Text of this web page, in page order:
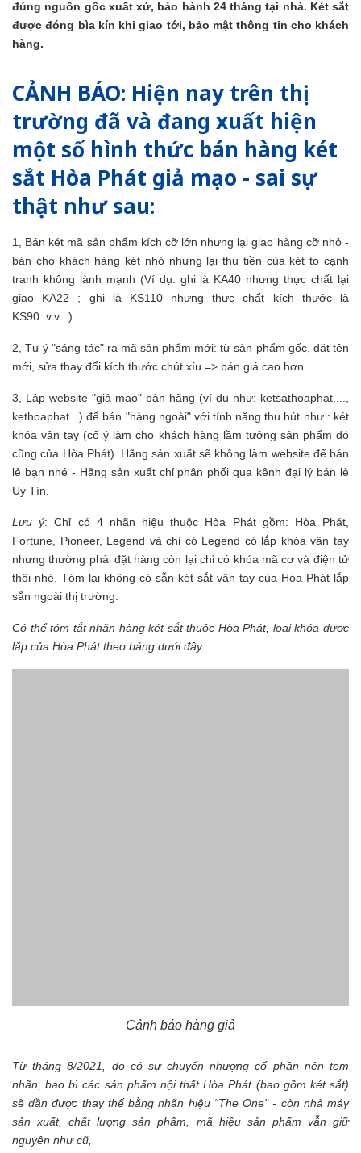
đúng nguồn gốc xuất xứ, bảo hành 24 tháng tại nhà. Két sắt
được đóng bìa kín khi giao tới, bảo mật thông tin cho khách
hàng.
CẢNH BÁO: Hiện nay trên thị
trường đã và đang xuất hiện
một số hình thức bán hàng két
sắt Hòa Phát giả mạo - sai sự
thật như sau:
1, Bán két mã sản phẩm kích cỡ lớn nhưng lại giao hàng cỡ nhỏ -
bán cho khách hàng két nhỏ nhưng lại thu tiền của két to cạnh
tranh không lành mạnh (Ví dụ: ghi là KA40 nhưng thực chất lại
giao KA22 ; ghi là KS110 nhưng thực chất kích thước là
KS90..v.v...)
2, Tự ý "sáng tác" ra mã sản phẩm mới: từ sản phẩm gốc, đặt tên
mới, sửa thay đổi kích thước chút xíu => bán giá cao hơn
3, Lập website "giả mạo" bản hãng (ví dụ như: ketsathoaphat....,
kethoaphat...) để bán "hàng ngoài" với tính năng thu hút như : két
khóa vân tay (cố ý làm cho khách hàng lầm tưởng sản phẩm đó
cũng của Hòa Phát). Hãng sản xuất sẽ không làm website để bán
lẻ bạn nhé - Hãng sản xuất chỉ phân phối qua kênh đại lý bán lẻ
Uy Tín.
Lưu ý: Chỉ có 4 nhãn hiệu thuộc Hòa Phát gồm: Hòa Phát,
Fortune, Pioneer, Legend và chỉ có Legend có lắp khóa vân tay
nhưng thường phải đặt hàng còn lại chỉ có khóa mã cơ và điện tử
thôi nhé. Tóm lại không có sẵn két sắt vân tay của Hòa Phát lắp
sẵn ngoài thị trường.
Có thể tóm tắt nhãn hàng két sắt thuộc Hòa Phát, loại khóa được
lắp của Hòa Phát theo bảng dưới đây:
Cảnh báo hàng giả
Từ tháng 8/2021, do có sự chuyển nhượng cổ phần nên tem
nhãn, bao bì các sản phẩm nội thất Hòa Phát (bao gồm két sắt)
sẽ dần được thay thế bằng nhãn hiệu “The One" - còn nhà máy
sản xuất, chất lượng sản phẩm, mã hiệu sản phẩm vẫn giữ
nguyên như cũ,